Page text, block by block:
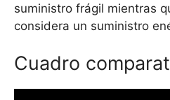
suministro frágil mientras
considera un suministro
Cuadro